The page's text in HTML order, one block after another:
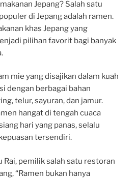
Jepang? Salah satu
di Jepang adalah ramen.
khas Jepang yang
pilihan favorit bagi banyak
mie yang disajikan dalam kuah
dengan berbagai bahan
telur, sayuran, dan jamur.
hangat di tengah cuaca
hari yang panas, selalu
tersendiri.
pemilik salah satu restoran
“Ramen bukan hanya